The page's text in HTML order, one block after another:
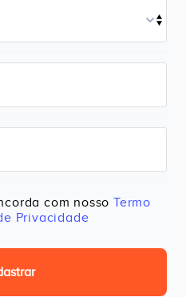
com nosso Termo
Privacidade